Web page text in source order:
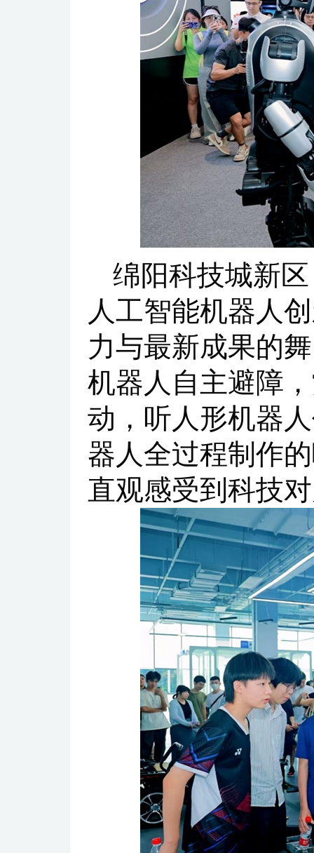
绵阳科技城新
人工智能机器人
力与最新成果的
机器人自主避障
动，听人形机器
器人全过程制作
直观感受到科技